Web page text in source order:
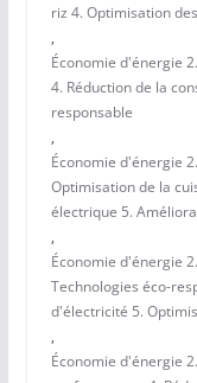
riz 4. Optimisation
,
Économie d'énergie
4. Réduction de la
responsable
,
Économie d'énergie
Optimisation de la
électrique 5.
,
Économie d'énergie
Technologies éco-
d'électricité 5.
,
Économie d'énergie